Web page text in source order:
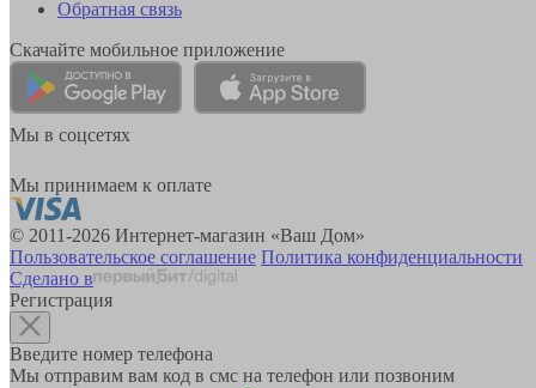
Обратная связь
Скачайте мобильное приложение
Мы в соцсетях
Мы принимаем к оплате
© 2011-2026 Интернет-магазин «Ваш Дом»
Пользовательское соглашение Политика конфиденциальности
Сделано в
Регистрация
Введите номер телефона
Мы отправим вам код в смс на телефон или позвоним